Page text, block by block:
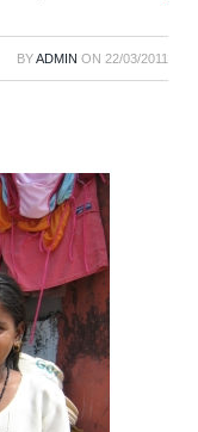
BYADMIN ON 22/03/2011